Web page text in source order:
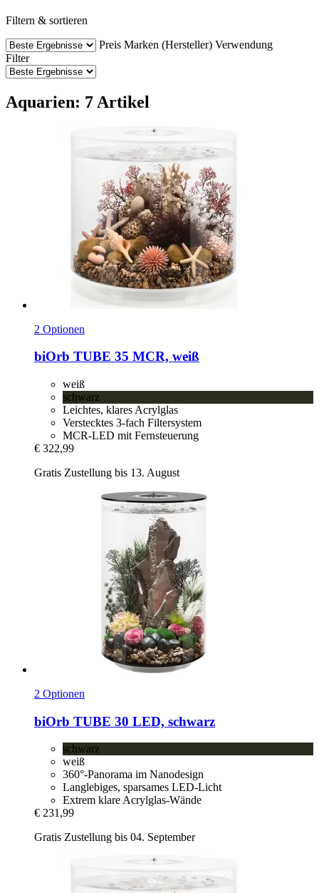
Filtern & sortieren
Preis Marken (Hersteller) Verwendung
Filter
Aquarien: 7 Artikel
2 Optionen
biOrb TUBE 35 MCR, weiß
weiß
schwarz
Leichtes, klares Acrylglas
Verstecktes 3-fach Filtersystem
MCR-LED mit Fernsteuerung
€ 322,99
Gratis Zustellung bis 13. August
2 Optionen
biOrb TUBE 30 LED, schwarz
schwarz
weiß
360°-Panorama im Nanodesign
Langlebiges, sparsames LED-Licht
Extrem klare Acrylglas-Wände
€ 231,99
Gratis Zustellung bis 04. September